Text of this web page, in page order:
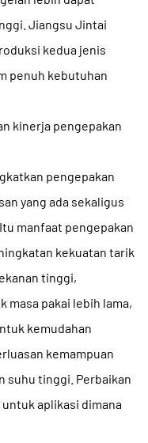
Jiangsu Jintai
kedua jenis
penuh kebutuhan
kinerja pengepakan
pengepakan
yang ada sekaligus
manfaat pengepakan
kekuatan tarik
tinggi,
masa pakai lebih lama,
kemudahan
kemampuan
suhu tinggi. Perbaikan
aplikasi dimana